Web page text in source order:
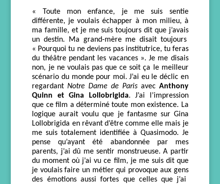
« Toute mon enfance, je me suis sentie
différente, je voulais échapper à mon milieu, à
ma famille, et je mesuis toujours dit que j’avais
un destin.
Ma grand-mère me disait toujours
« Pourquoi tu ne deviens pas institutrice, tu feras
du théâtre pendant les vacances ».Je me disais
non, je ne voulais pasquece soit ça
le meilleur
scénario du monde pour moi. J’ai eu le déclic en
regardantNotre Dame de Parisavec Anthony
Quinn et Gina Lollobrigida. J’ai l’impression
que ce film a déterminé toute mon existence. La
logique aurait voulu que je fantasme sur Gina
Lollobrigida en rêvant d’être comme elle mais je
me suis totalement identifiée à Quasimodo. Je
pense qu’ayant été abandonnée par mes
parents, j’ai dû me sentir monstrueuse.A partir
du moment où j’ai vu ce film, je me suis dit que
je voulaisfaire un métier qui provoqueaux gens
des émotions aussi fortes que celles que j’ai